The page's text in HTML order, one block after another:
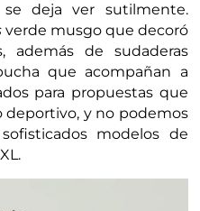
deja ver sutilmente.
verde musgo que decoró
además de sudaderas
que acompañan a
para propuestas que
deportivo, y no podemos
modelos de